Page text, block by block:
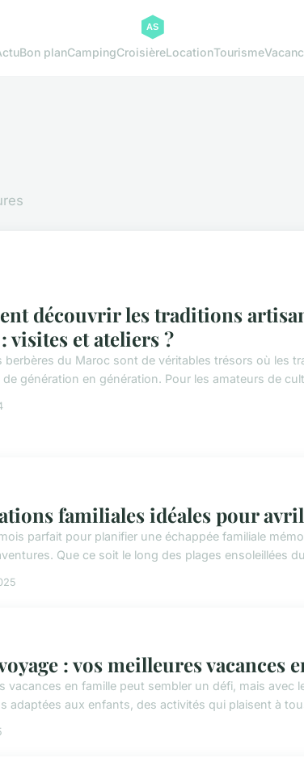
Bon planCampingCroisièreLocationTourisme
découvrir les traditions
visites et ateliers ?
berbères du Maroc sont de véritables trésors où les
génération en génération. Pour les amateurs de
familiales idéales pour
parfait pour planifier une échappée familiale
Que ce soit le long des plages ensoleillées
: vos meilleures vacances
vacances en famille peut sembler un défi, mais
adaptées aux enfants, des activités qui plaisent à